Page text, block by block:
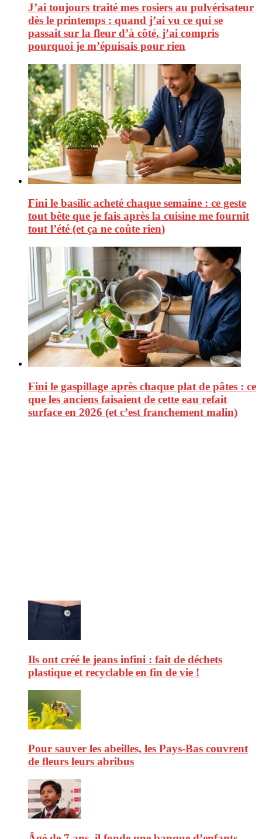
J’ai toujours traité mes rosiers au pulvérisateur
dès le printemps : quand j’ai vu ce qui se
passait sur la fleur d’à côté, j’ai compris
pourquoi je m’épuisais pour rien
Fini le basilic acheté chaque semaine : ce geste
tout bête que je fais après la cuisine me fournit
tout l’été (et ça ne coûte rien)
Fini le gaspillage après chaque plat de pâtes : ce
que les anciens faisaient de cette eau refait
surface en 2026 (et c’est franchement malin)
Ils ont créé le jeans infini : fait de déchets
plastique et recyclable en fin de vie !
Pour sauver les abeilles, les Pays-Bas couvrent
de fleurs leurs abribus